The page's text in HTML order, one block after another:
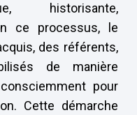
historisante,
ce processus, le
des référents,
de manière
pour
Cette démarche